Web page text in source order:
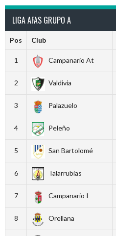
LIGA AFAS GRUPO A
Pos Club
1 Campanario At
2 Valdivia
3 Palazuelo
4 Peleño
5 San Bartolomé
6 Talarrubias
7 Campanario I
8 Orellana